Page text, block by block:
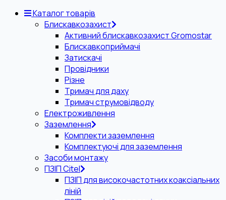
Каталог товарів
Блискавкозахист
Активний блискавкозахист Gromostar
Блискавкоприймачі
Затискачі
Провідники
Різне
Тримач для даху
Тримач струмовідводу
Електроживлення
Заземлення
Комплекти заземлення
Комплектуючі для заземлення
Засоби монтажу
ПЗІП Citel
ПЗІП для високочастотних коаксіальних
ліній